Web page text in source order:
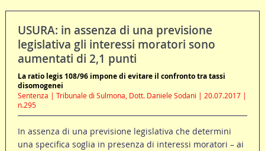
USURA: in assenza di una previsione
legislativa gli interessi moratori sono
aumentati di 2,1 punti
La ratio legis 108/96 impone di evitare il confronto tra tassi
disomogenei
Sentenza | Tribunale di Sulmona, Dott. Daniele Sodani | 20.07.2017 |
n.295
In assenza di una previsione legislativa che determini
una specifica soglia in presenza di interessi moratori – ai